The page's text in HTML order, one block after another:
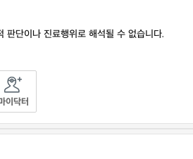
판단이나 진료행위로 해석될 수 없습니다.
이닥터